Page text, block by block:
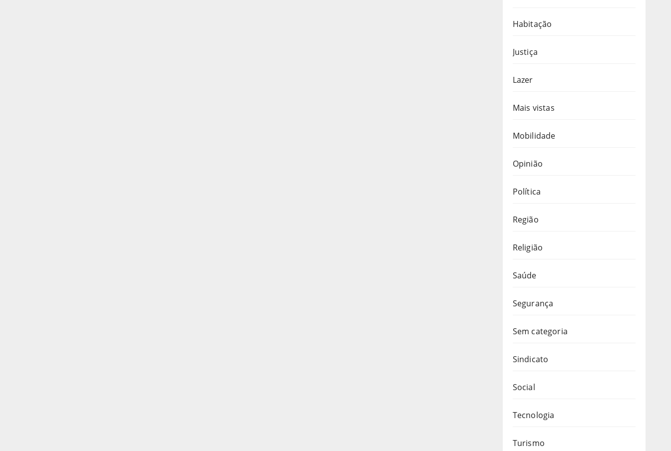
Habitação
Justiça
Lazer
Mais vistas
Mobilidade
Opinião
Política
Região
Religião
Saúde
Segurança
Sem categoria
Sindicato
Social
Tecnologia
Turismo